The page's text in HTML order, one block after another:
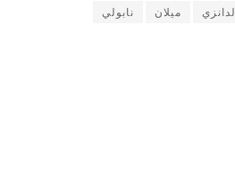
ميلان نابولي